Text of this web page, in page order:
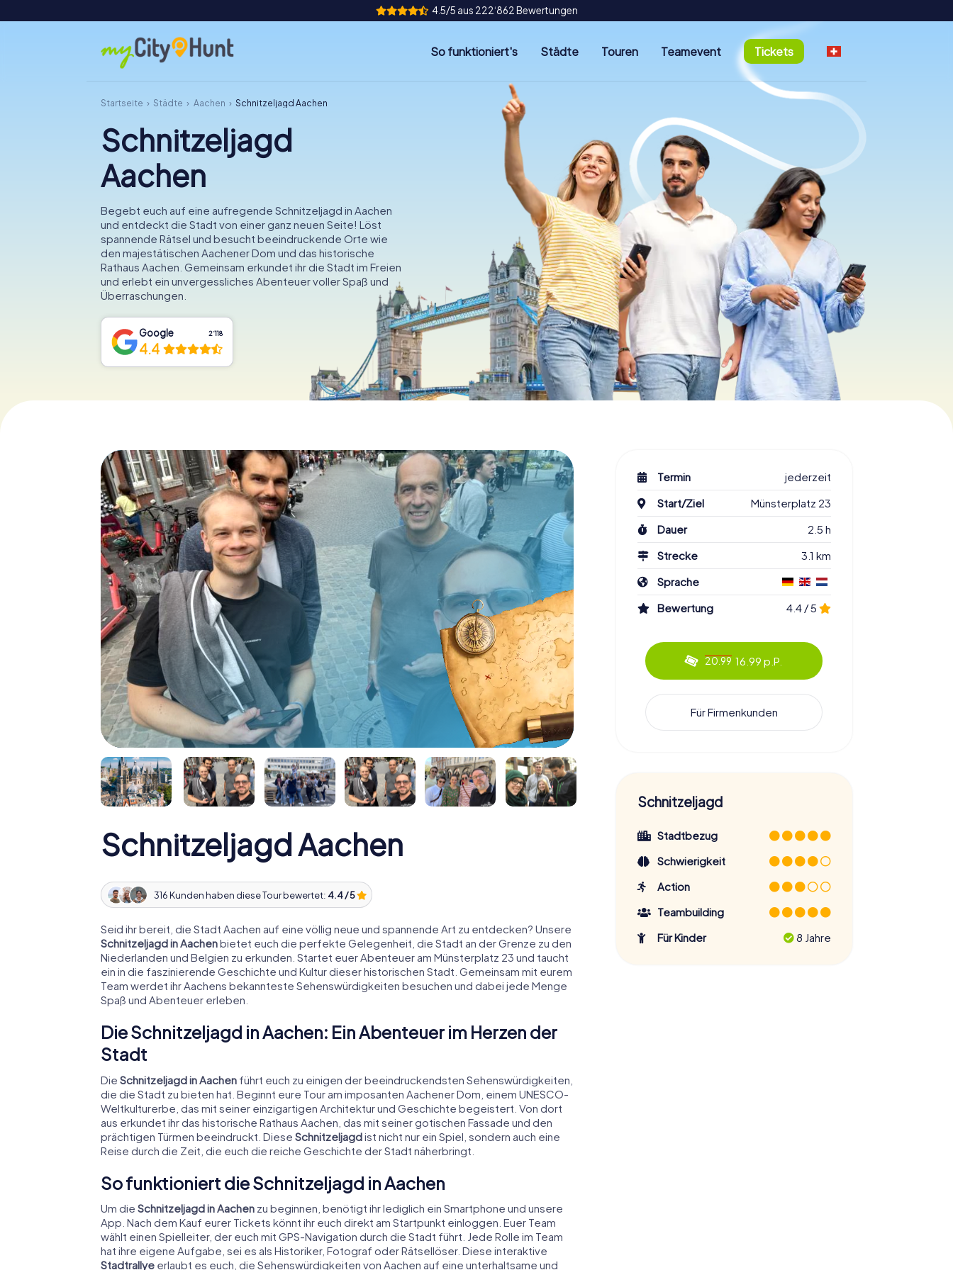
4.5/5 aus 222‘862 Bewertungen
So funktioniert's Städte Touren Teamevent Tickets
Startseite Städte Aachen Schnitzeljagd Aachen
Schnitzeljagd
Aachen
Begebt euch auf eine aufregende Schnitzeljagd in Aachen
und entdeckt die Stadt von einer ganz neuen Seite! Löst
spannende Rätsel und besucht beeindruckende Orte wie
den majestätischen Aachener Dom und das historische
Rathaus Aachen. Gemeinsam erkundet ihr die Stadt im Freien
und erlebt ein unvergessliches Abenteuer voller Spaß und
Überraschungen.
Google 2‘118
4.4
Schnitzeljagd Aachen
316 Kunden haben diese Tour bewertet: 4.4 / 5
Seid ihr bereit, die Stadt Aachen auf eine völlig neue und spannende Art zu entdecken? Unsere
Schnitzeljagd in Aachenbietet euch die perfekte Gelegenheit, die Stadt an der Grenze zu den
Niederlanden und Belgien zu erkunden. Startet euer Abenteuer am Münsterplatz 23 und taucht
ein in die faszinierende Geschichte und Kultur dieser historischen Stadt. Gemeinsam mit eurem
Team werdet ihr Aachens bekannteste Sehenswürdigkeiten besuchen und dabei jede Menge
Spaß und Abenteuer erleben.
Die Schnitzeljagd in Aachen: Ein Abenteuer im Herzen der
Stadt
Die Schnitzeljagd in Aachen führt euch zu einigen der beeindruckendsten Sehenswürdigkeiten,
die die Stadt zu bieten hat. Beginnt eure Tour am imposanten Aachener Dom, einem UNESCO-
Weltkulturerbe, das mit seiner einzigartigen Architektur und Geschichte begeistert. Von dort
aus erkundet ihr das historische Rathaus Aachen, das mit seiner gotischen Fassade und den
prächtigen Türmen beeindruckt. Diese Schnitzeljagdist nicht nur ein Spiel, sondern auch eine
Reise durch die Zeit, die euch die reiche Geschichte der Stadt näherbringt.
So funktioniert die Schnitzeljagd in Aachen
Um die Schnitzeljagd in Aachen zu beginnen, benötigt ihr lediglich ein Smartphone und unsere
App. Nach dem Kauf eurer Tickets könnt ihr euch direkt am Startpunkt einloggen. Euer Team
wählt einen Spielleiter, der euch mit GPS-Navigation durch die Stadt führt. Jede Rolle im Team
hat ihre eigene Aufgabe, sei es als Historiker, Fotograf oder Rätsellöser. Diese interaktive
Stadtrallye erlaubt es euch, die Sehenswürdigkeiten von Aachen auf eine unterhaltsame und
Termin
jederzeit
Start/Ziel
Münsterplatz 23
Dauer
2.5 h
Strecke
3.1 km
Sprache
Bewertung
4.4 / 5
20.99 16.99 p.P.
Für Firmenkunden
Schnitzeljagd
Stadtbezug
Schwierigkeit
Action
Teambuilding
Für Kinder
8 Jahre